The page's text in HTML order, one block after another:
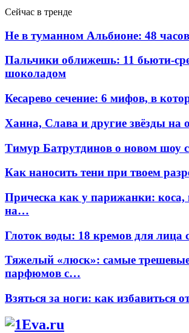
Сейчас в тренде
Не в туманном Альбионе: 48
Пальчики оближешь: 11 бьюти-
шоколадом
Кесарево сечение: 6 мифов, в
Ханна, Слава и другие звёзды
Тимур Батрутдинов о новом шоу
Как наносить тени при твоем
Прическа как у парижанки:
на…
Глоток воды: 18 кремов для лица
Тяжелый «люск»: самые
парфюмов с…
Взяться за ноги: как избавиться